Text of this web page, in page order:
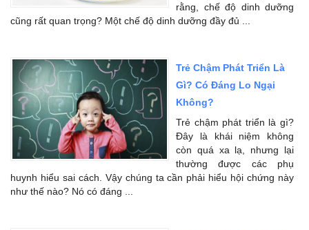
rằng, chế độ dinh dưỡng
cũng rất quan trọng? Một chế độ dinh dưỡng đầy đủ ...
Trẻ Chậm Phát Triển Là
Gì? Có Đáng Lo Ngại
Không?
Trẻ chậm phát triển là gì?
Đây là khái niệm không
còn quá xa lạ, nhưng lại
thường được các phụ
huynh hiểu sai cách. Vậy chúng ta cần phải hiểu hội chứng này
như thế nào? Nó có đáng ...